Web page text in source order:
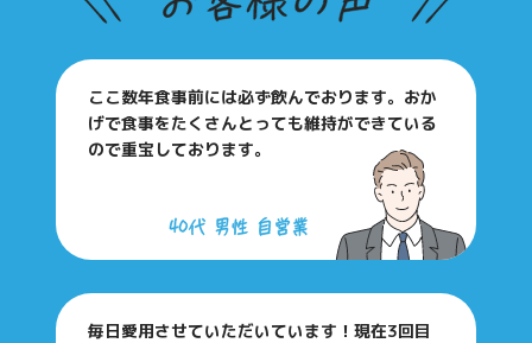
ここ数年食事前には必ず飲んでおります。おか
げで食事をたくさんとっても維持ができている
ので重宝しております。
毎日愛用させていただいています！現在3回目